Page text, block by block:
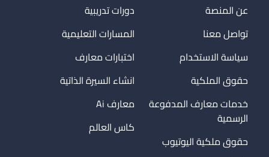
عن المنصة
تواصل معنا
سياسة الاستخدام
حقوق الملكية
خدمات معارف المدفوعة
الرسمية
حقوق ملكية اليوتيوب
دورات تدريبية
المسارات التعليمية
اختبارات معارف
انشاء السيرة الذاتية
معارف Ai
كاس العالم